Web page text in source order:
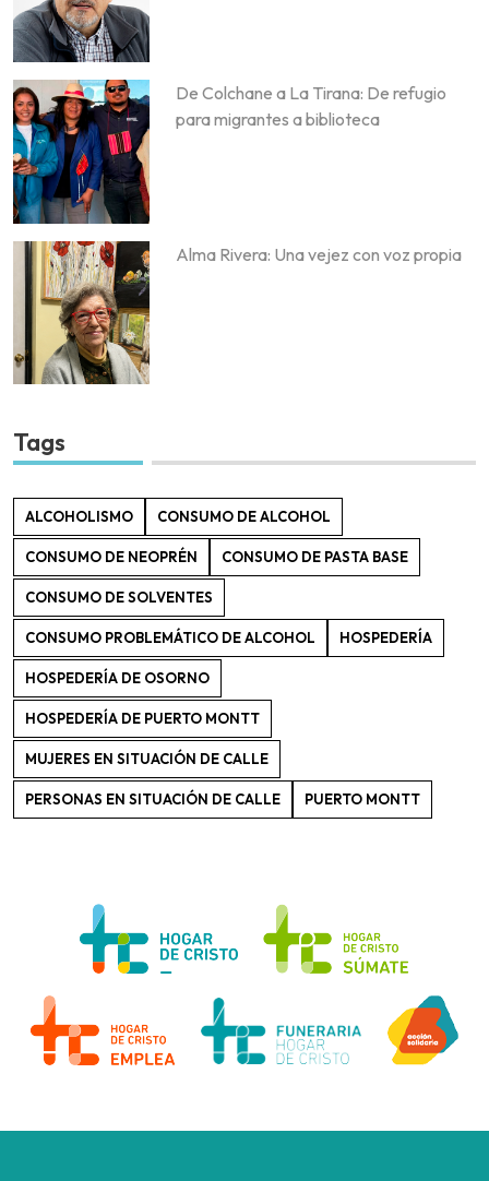
De Colchane a La Tirana: De refugio
para migrantes a biblioteca
Alma Rivera: Una vejez con voz propia
Tags
ALCOHOLISMO CONSUMO DE ALCOHOL
CONSUMO DE NEOPRÉN CONSUMO DE PASTA BASE
CONSUMO DE SOLVENTES
CONSUMO PROBLEMÁTICO DE ALCOHOL HOSPEDERÍA
HOSPEDERÍA DE OSORNO
HOSPEDERÍA DE PUERTO MONTT
MUJERES EN SITUACIÓN DE CALLE
PERSONAS EN SITUACIÓN DE CALLE PUERTO MONTT